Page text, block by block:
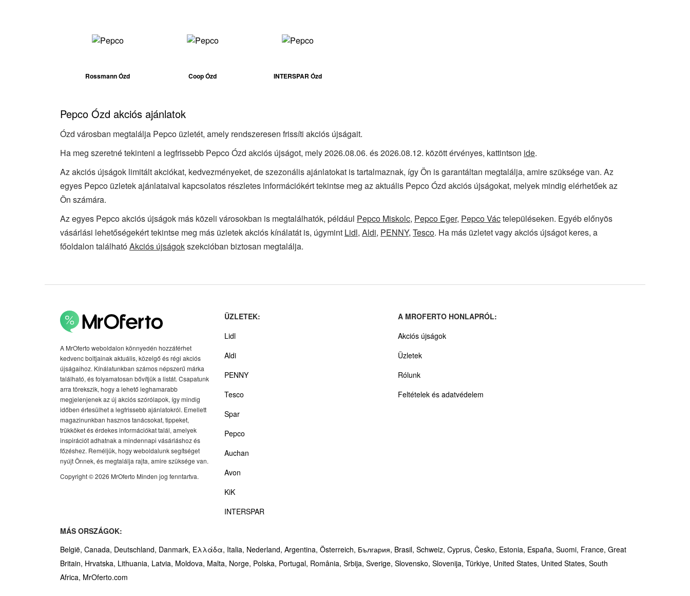
Rossmann Ózd Coop Ózd INTERSPAR Ózd
Pepco Ózd akciós ajánlatok
Ózd városban megtalálja Pepco üzletét, amely rendszeresen frissíti akciós újságait.
Ha meg szeretné tekinteni a legfrissebb Pepco Ózd akciós újságot, mely 2026.08.06. és 2026.08.12. között érvényes, kattintson ide.
Az akciós újságok limitált akciókat, kedvezményeket, de szezonális ajánlatokat is tartalmaznak, így Ön is garantáltan megtalálja, amire szüksége van. Az
egyes Pepco üzletek ajánlataival kapcsolatos részletes információkért tekintse meg az aktuális Pepco Ózd akciós újságokat, melyek mindig elérhetőek az
Ön számára.
Az egyes Pepco akciós újságok más közeli városokban is megtalálhatók, például Pepco Miskolc, Pepco Eger, Pepco Váctelepüléseken. Egyéb előnyös
vásárlási lehetőségekért tekintse meg más üzletek akciós kínálatát is, úgymint Lidl, Aldi, PENNY, Tesco. Ha más üzletet vagy akciós újságot keres, a
főoldalon találhatóAkciós újságokszekcióban biztosan megtalálja.
A MrOferto weboldalon könnyedén hozzáférhet
kedvenc boltjainak aktuális, közelgő és régi akciós
újságaihoz. Kínálatunkban számos népszerű márka
található, és folyamatosan bővítjük a listát. Csapatunk
arra törekszik, hogy a lehető leghamarabb
megjelenjenek az új akciós szórólapok, így mindig
időben értesülhet a legfrissebb ajánlatokról. Emellett
magazinunkban hasznos tanácsokat, tippeket,
trükköket és érdekes információkat talál, amelyek
inspirációt adhatnak a mindennapi vásárláshoz és
főzéshez. Reméljük, hogy weboldalunk segítséget
nyújt Önnek, és megtalálja rajta, amire szüksége van.
Copyright © 2026 MrOferto Minden jog fenntartva.
ÜZLETEK:
Lidl
Aldi
PENNY
Tesco
Spar
Pepco
Auchan
Avon
KiK
INTERSPAR
A MROFERTO HONLAPRÓL:
Akciós újságok
Üzletek
Rólunk
Feltételek és adatvédelem
MÁS ORSZÁGOK:
België, Canada, Deutschland, Danmark, Ελλάδα, Italia, Nederland, Argentina, Österreich, България, Brasil, Schweiz, Cyprus, Česko, Estonia, España, Suomi, France, Great
Britain, Hrvatska, Lithuania, Latvia, Moldova, Malta, Norge, Polska, Portugal, România, Srbija, Sverige, Slovensko, Slovenija, Türkiye, United States, United States, South
Africa, MrOferto.com